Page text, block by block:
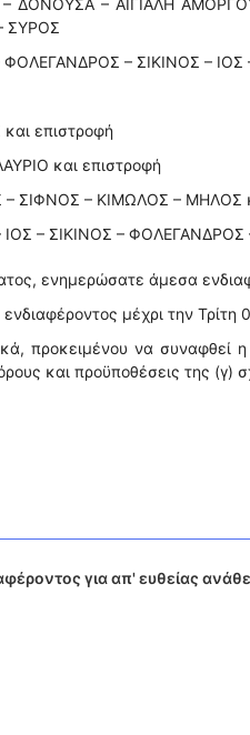
ΔΟΝΟΥΣΑ – ΑΙΓΙΑΛΗ
ΣΥΡΟΣ
– ΣΙΚΙΝΟΣ – ΙΟΣ
επιστροφή
και επιστροφή
ΣΙΦΝΟΣ – ΚΙΜΩΛΟΣ – ΜΗΛΟΣ
– ΣΙΚΙΝΟΣ – ΦΟΛΕΓΑΝΔΡΟΣ
ενημερώσατε άμεσα
μέχρι την
προκειμένου να
και προϋποθέσεις της (γ)
για απ' ευθείας